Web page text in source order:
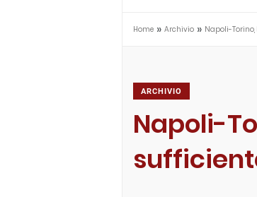
Home » Archivio » Napoli-Torino,
ARCHIVIO
Napoli-